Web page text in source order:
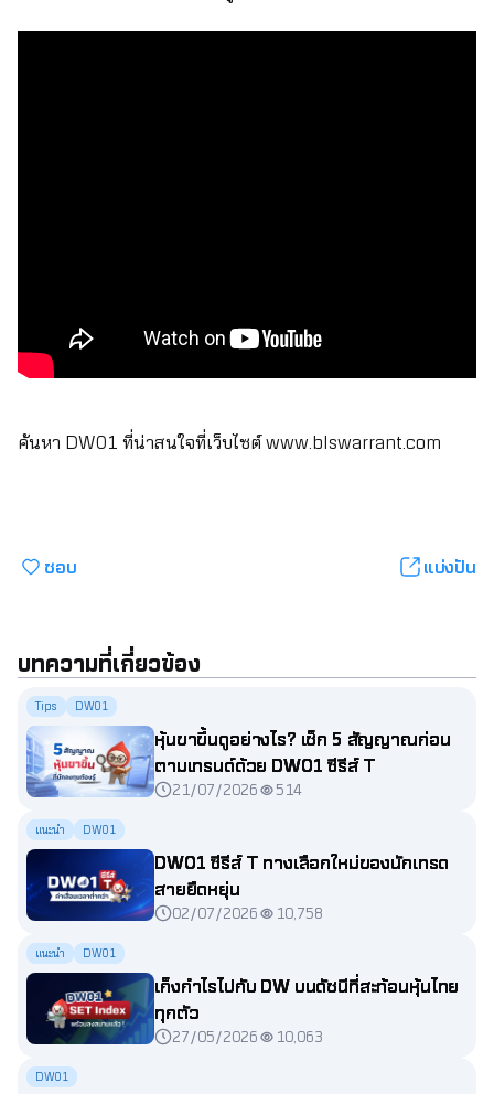
ค้นหา DW01 ที่น่าสนใจที่เว็บไซต์www.blswarrant.com
ชอบ แบ่งปัน
บทความที่เกี่ยวข้อง
Tips DW01
หุ้นขาขึ้นดูอย่างไร? เช็ก 5 สัญญาณก่อน
ตามเทรนด์ด้วย DW01 ซีรีส์ T
21/07/2026 514
แนะนำ DW01
DW01 ซีรีส์ T ทางเลือกใหม่ของนักเทรด
สายยืดหยุ่น
02/07/2026 10,758
แนะนำ DW01
เก็งกำไรไปกับ DW บนดัชนีที่สะท้อนหุ้นไทย
ทุกตัว
27/05/2026 10,063
DW01